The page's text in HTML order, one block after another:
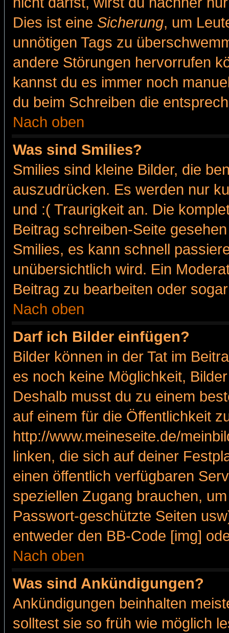
Dies ist eine Sicherung, um
unnötigen Tags zu
andere Störungen hervorrufen
kannst du es immer noch
du beim Schreiben die
Nach oben
Was sind Smilies?
Smilies sind kleine Bilder, die
auszudrücken. Es werden nur
und :( Traurigkeit an. Die
Beitrag schreiben-Seite
Smilies, es kann schnell
unübersichtlich wird. Ein
Beitrag zu bearbeiten oder
Nach oben
Darf ich Bilder einfügen?
Bilder können in der Tat im
es noch keine Möglichkeit,
Deshalb musst du zu einem
auf einem für die Öffentlichkeit
http://www.meineseite.de/
linken, die sich auf deiner
einen öffentlich verfügbaren
speziellen Zugang brauchen,
Passwort-geschützte Seiten
entweder den BB-Code [img]
Nach oben
Was sind Ankündigungen?
Ankündigungen beinhalten
solltest sie so früh wie möglich